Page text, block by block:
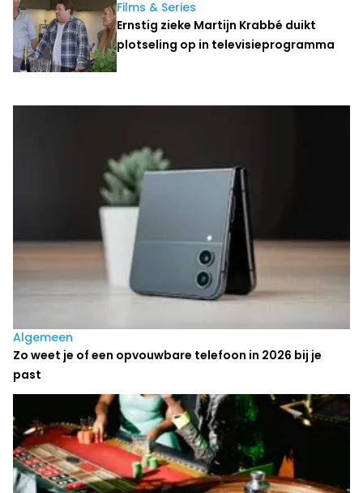
Films & Series
Ernstig zieke Martijn Krabbé duikt
plotseling op in televisieprogramma
Laatste nieuws
Algemeen
Zo weet je of een opvouwbare telefoon in 2026 bij je
past